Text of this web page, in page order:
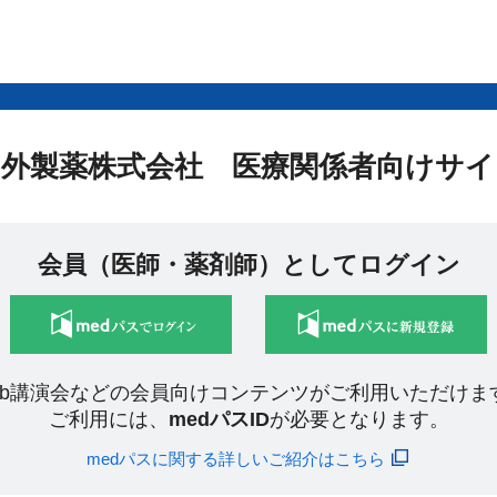
製薬株式会社 医療関係者向けサ
会員（医師・薬剤師）としてログイン
講演会などの会員向けコンテンツがご利用いただけま
ご利用には、 medパスIDが必要となります。
medパスに関する詳しいご紹介はこちら